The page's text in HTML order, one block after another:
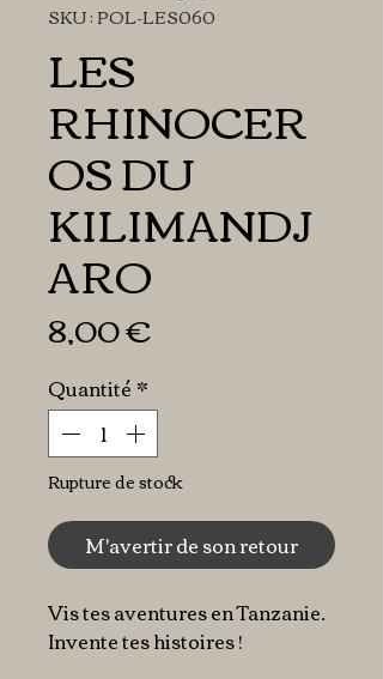
SKU : POL-LES060
LES
RHINOCER
OS DU
KILIMANDJ
ARO
8,00 €Prix
Quantité *
Rupture de stock
M'avertir de son retour
Vis tes aventures en Tanzanie.
Invente tes histoires !